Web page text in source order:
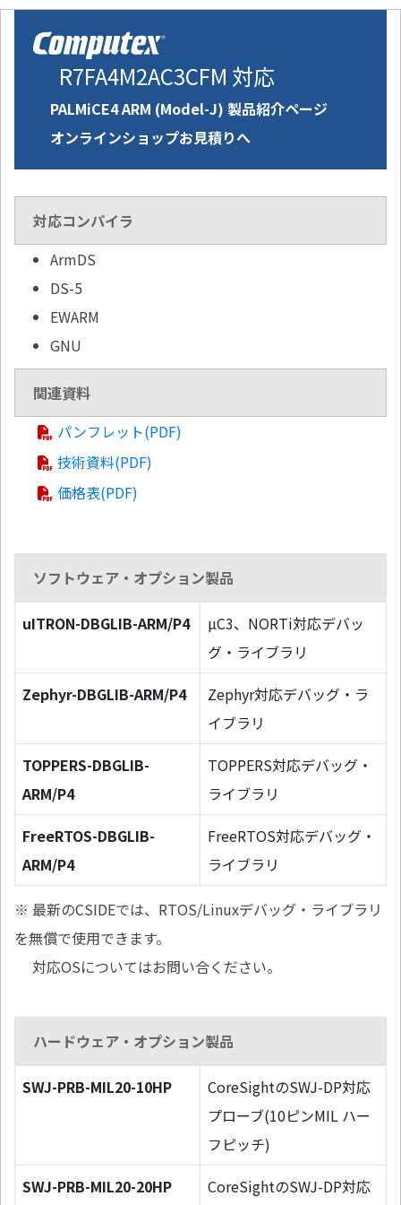
R7FA4M2AC3CFM 対応
PALMiCE4 ARM (Model-J) 製品紹介ページ
オンラインショップお見積りへ
対応コンパイラ
ArmDS
DS-5
EWARM
GNU
関連資料
パンフレット(PDF)
技術資料(PDF)
価格表(PDF)
ソフトウェア・オプション製品
uITRON-DBGLIB-ARM/P4
µC3、NORTi対応デバッ
グ・ライブラリ
Zephyr-DBGLIB-ARM/P4
Zephyr対応デバッグ・ラ
イブラリ
TOPPERS-DBGLIB-
ARM/P4
TOPPERS対応デバッグ・
ライブラリ
FreeRTOS-DBGLIB-
ARM/P4
FreeRTOS対応デバッグ・
ライブラリ
※ 最新のCSIDEでは、RTOS/Linuxデバッグ・ライブラリ
を無償で使用できます。
対応OSについてはお問い合ください。
ハードウェア・オプション製品
SWJ-PRB-MIL20-10HP
CoreSightのSWJ-DP対応
プローブ(10ピンMIL ハー
フピッチ)
SWJ-PRB-MIL20-20HP
CoreSightのSWJ-DP対応